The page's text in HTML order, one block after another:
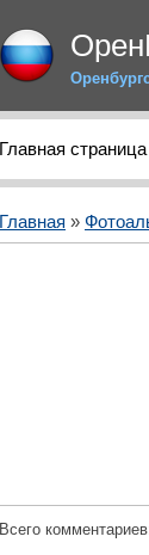
Главная страница
Главная »
Всего комментариев